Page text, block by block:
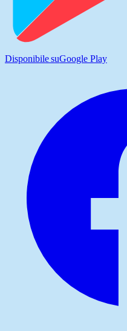
Disponibile suGoogle Play